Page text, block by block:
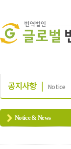
공지사항 | Notice
Notice & News